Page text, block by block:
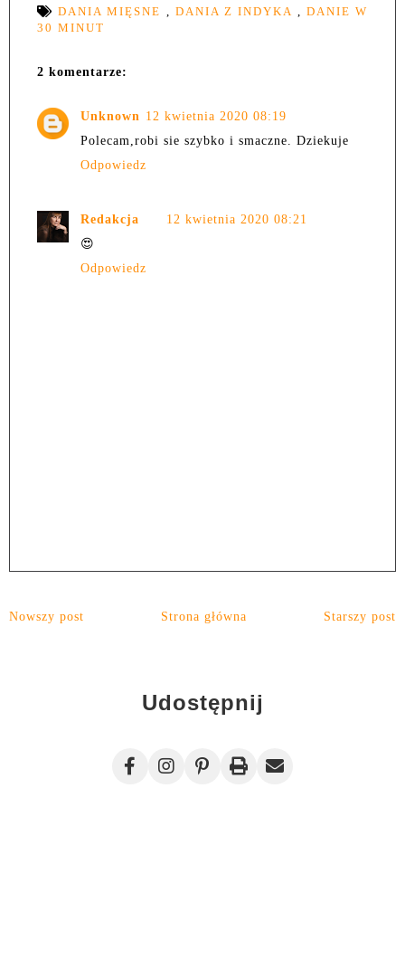
DANIA MIĘSNE DANIA Z INDYKA
DANIE W
30 MINUT
2 komentarze:
Unknown 12 kwietnia 2020 08:19
Polecam,robi sie szybko i smaczne. Dziekuje
Odpowiedz
Redakcja
12 kwietnia 2020 08:21
😍
Odpowiedz
Nowszy post Starszy post
Strona główna
Udostępnij